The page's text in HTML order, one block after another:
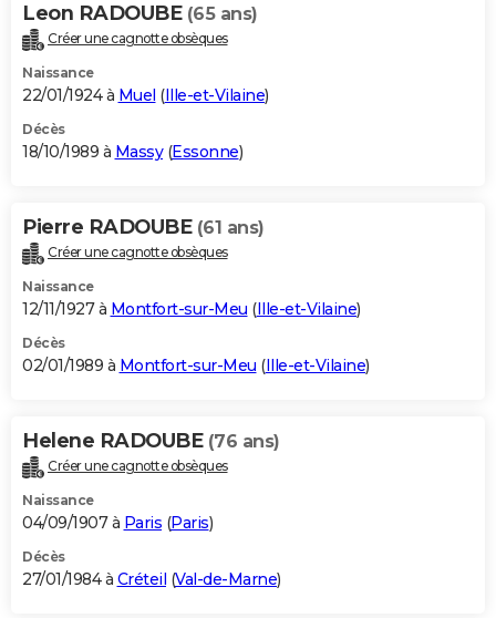
Leon RADOUBE (65 ans)
Créer une cagnotte obsèques
Naissance
22/01/1924 à Muel (Ille-et-Vilaine)
Décès
18/10/1989 à Massy(Essonne)
Pierre RADOUBE (61 ans)
Créer une cagnotte obsèques
Naissance
12/11/1927 à Montfort-sur-Meu (Ille-et-Vilaine)
Décès
02/01/1989 à Montfort-sur-Meu (Ille-et-Vilaine)
Helene RADOUBE (76 ans)
Créer une cagnotte obsèques
Naissance
04/09/1907 à Paris (Paris)
Décès
27/01/1984 à Créteil (Val-de-Marne)